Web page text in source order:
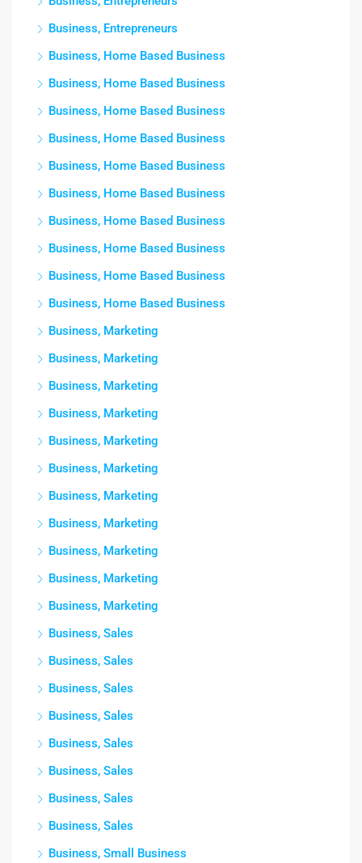
Business, Entrepreneurs
Business, Home Based Business
Business, Home Based Business
Business, Home Based Business
Business, Home Based Business
Business, Home Based Business
Business, Home Based Business
Business, Home Based Business
Business, Home Based Business
Business, Home Based Business
Business, Home Based Business
Business, Marketing
Business, Marketing
Business, Marketing
Business, Marketing
Business, Marketing
Business, Marketing
Business, Marketing
Business, Marketing
Business, Marketing
Business, Marketing
Business, Marketing
Business, Sales
Business, Sales
Business, Sales
Business, Sales
Business, Sales
Business, Sales
Business, Sales
Business, Sales
Business, Small Business